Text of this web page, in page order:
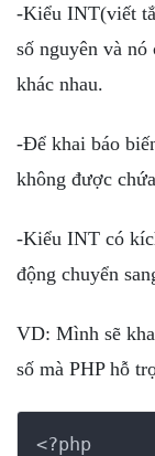
-Kiểu INT(viết
số nguyên và
khác nhau.
-Để khai báo
không được
-Kiểu INT có
động chuyển
VD: Mình sẽ
số mà PHP hỗ
<?php